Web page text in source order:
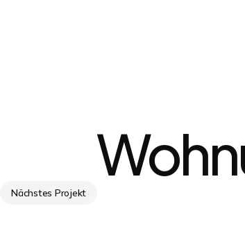
Nächstes Projekt